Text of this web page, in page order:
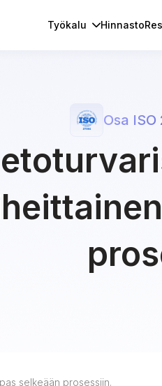
Työkalu Hinnasto
Osa
selkeään prosessiin.